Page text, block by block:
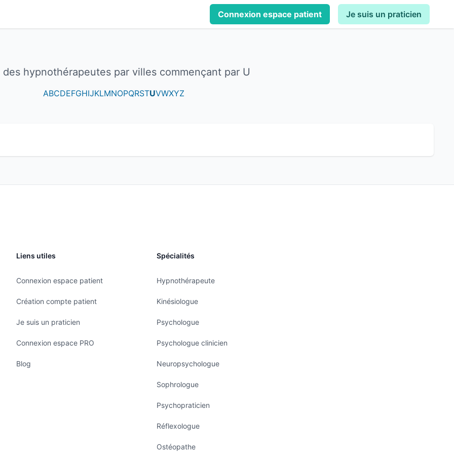
Connexion espace patient Je suis un praticien
des hypnothérapeutes par villes commençant par U
ABCDEFGHIJKLMNOPQRSTUVWXYZ
Liens utiles
Connexion espace patient
Création compte patient
Je suis un praticien
Connexion espace PRO
Blog
Spécialités
Hypnothérapeute
Kinésiologue
Psychologue
Psychologue clinicien
Neuropsychologue
Sophrologue
Psychopraticien
Réflexologue
Ostéopathe